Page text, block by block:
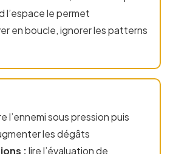
l’espace le permet
en boucle, ignorer les patterns
l’ennemi sous pression puis
les dégâts
:lire l’évaluation de